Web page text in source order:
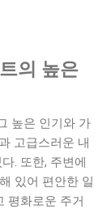
의 높은
높은 인기와 가
고급스러운 내
. 또한, 주변에
있어 편안한 일
평화로운 주거